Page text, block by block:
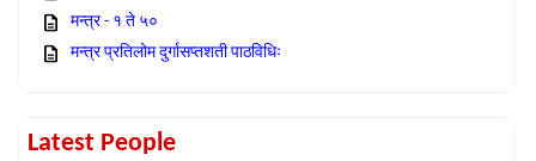
मन्त्र - १ ते ५०
मन्त्र प्रतिलोम दुर्गासप्तशती पाठविधिः
Latest People